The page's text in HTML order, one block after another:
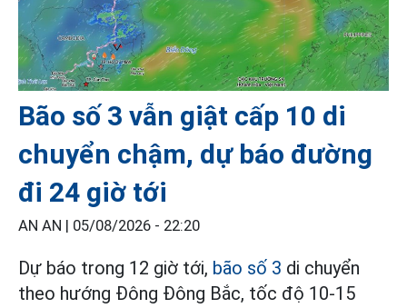
Bão số 3 vẫn giật cấp 10 di
chuyển chậm, dự báo đường
đi 24 giờ tới
AN AN | 05/08/2026 - 22:20
Dự báo trong 12 giờ tới, bão số 3 di chuyển
theo hướng Đông Đông Bắc, tốc độ 10-15